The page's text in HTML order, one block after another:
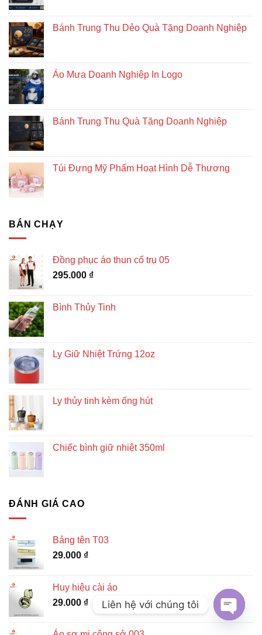
bền
Bánh Trung Thu Dẻo Quà Tặng Doanh Nghiệp
Áo Mưa Doanh Nghiệp In Logo
Bánh Trung Thu Quà Tặng Doanh Nghiệp
Túi Đựng Mỹ Phẩm Hoạt Hình Dễ Thương
BÁN CHẠY
Đồng phục áo thun cổ trụ 05
295.000 ₫
Bình Thủy Tinh
Ly Giữ Nhiệt Trứng 12oz
Ly thủy tinh kèm ống hút
Chiếc bình giữ nhiệt 350ml
ĐÁNH GIÁ CAO
Bảng tên T03
29.000 ₫
Huy hiệu cài áo
29.000 ₫ Liên hệ với chúng tôi